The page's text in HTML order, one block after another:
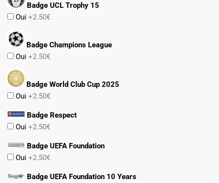
Badge UCL Trophy 15
Oui +2.50€
Badge Champions League
Oui +2.50€
Badge World Club Cup 2025
Oui +2.50€
Badge Respect
Oui +2.50€
Badge UEFA Foundation
Oui +2.50€
Badge UEFA Foundation 10 Years